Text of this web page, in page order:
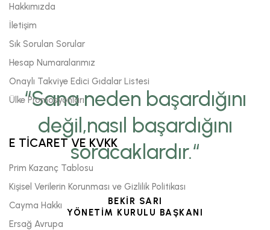
“Sana neden başardığını
değil,nasıl başardığını
soracaklardır.“
BEKİR SARI
YÖNETİM KURULU BAŞKANI
Hakkımızda
İletişim
Sık Sorulan Sorular
Hesap Numaralarımız
Onaylı Takviye Edici Gıdalar Listesi
Ülke Promosyonları
E TİCARET VE KVKK
Prim Kazanç Tablosu
Kişisel Verilerin Korunması ve Gizlilik Politikası
Cayma Hakkı
Ersağ Avrupa